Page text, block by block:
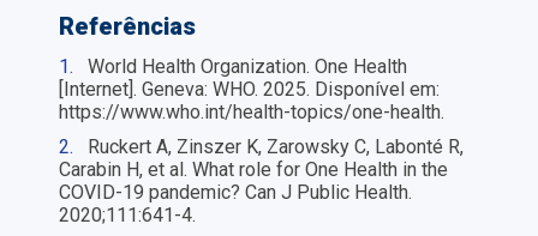
Referências
1.
World Health Organization. One Health
[Internet]. Geneva: WHO. 2025. Disponível em:
https://www.who.int/health-topics/one-health.
2.
Ruckert A, Zinszer K, Zarowsky C, Labonté R,
Carabin H, et al. What role for One Health in the
COVID-19 pandemic? Can J Public Health.
2020;111:641-4.